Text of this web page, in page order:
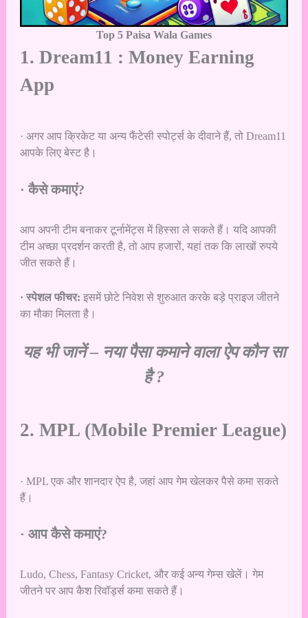
Top 5 Paisa Wala Games
1. Dream11 : Money Earning
App
· अगर आप क्रिकेट या अन्य फैंटेसी स्पोर्ट्स के दीवाने हैं, तो Dream11
आपके लिए बेस्ट है।
· कैसे कमाएं?
आप अपनी टीम बनाकर टूर्नामेंट्स में हिस्सा ले सकते हैं। यदि आपकी
टीम अच्छा प्रदर्शन करती है, तो आप हजारों, यहां तक कि लाखों रुपये
जीत सकते हैं।
· स्पेशल फीचर: इसमें छोटे निवेश से शुरुआत करके बड़े प्राइज जीतने
का मौका मिलता है।
यह भी जानें – नया पैसा कमाने वाला ऐप कौन सा
है ?
2. MPL (Mobile Premier League)
· MPL एक और शानदार ऐप है, जहां आप गेम खेलकर पैसे कमा सकते
हैं।
· आप कैसे कमाएं?
Ludo, Chess, Fantasy Cricket, और कई अन्य गेम्स खेलें। गेम
जीतने पर आप कैश रिवॉर्ड्स कमा सकते हैं।